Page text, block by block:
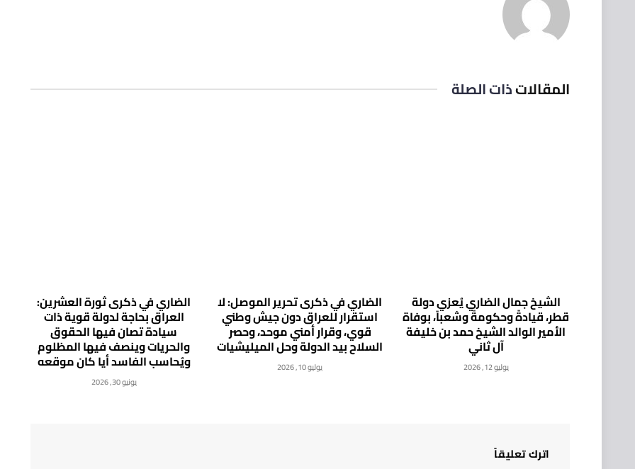
المقالاتذات الصلة
الشيخ جمال الضاري يُعزي دولة
قطر، قيادةً وحكومةً وشعباً، بوفاة
الأمير الوالد الشيخ حمد بن خليفة
آل ثاني
يوليو 12, 2026
الضاري في ذكرى تحرير الموصل: لا
استقرار للعراق دون جيش وطني
قوي، وقرار أمني موحد، وحصر
السلاح بيد الدولة وحل الميليشيات
يوليو 10, 2026
الضاري في ذكرى ثورة العشرين:
العراق بحاجة لدولة قوية ذات
سيادة تصان فيها الحقوق
والحريات وينصف فيها المظلوم
ويُحاسب الفاسد أيا كان موقعه
يونيو 30, 2026
اترك تعليقاً